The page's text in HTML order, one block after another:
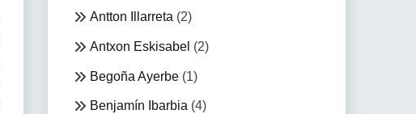
Antton Illarreta (2)
Antxon Eskisabel (2)
Begoña Ayerbe(1)
Benjamín Ibarbia (4)